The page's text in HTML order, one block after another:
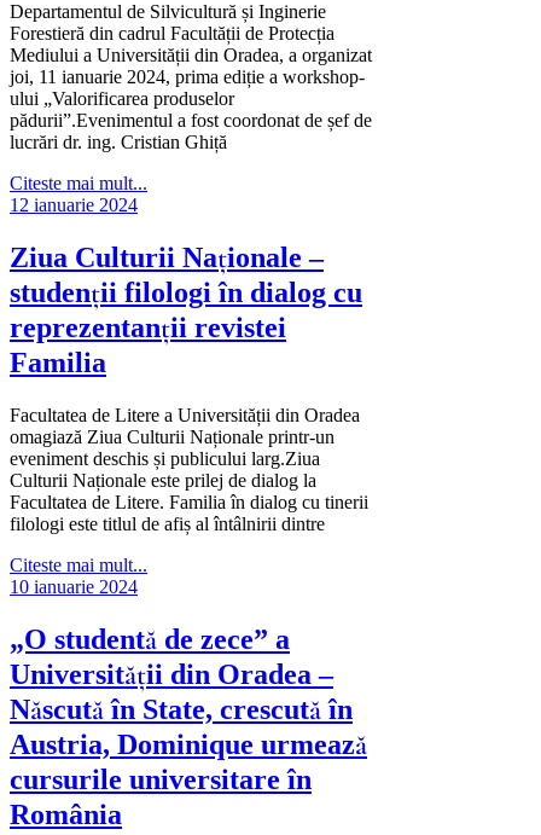
Departamentul de Silvicultură și Inginerie
Forestieră din cadrul Facultății de Protecția
Mediului a Universității din Oradea, a organizat
joi, 11 ianuarie 2024, prima ediție a workshop-
ului „Valorificarea produselor
pădurii”.Evenimentul a fost coordonat de șef de
lucrări dr. ing. Cristian Ghiță
Citeste mai mult...
12 ianuarie 2024
Ziua Culturii Naționale –
studenții filologi în dialog cu
reprezentanții revistei
Familia
Facultatea de Litere a Universității din Oradea
omagiază Ziua Culturii Naționale printr-un
eveniment deschis și publicului larg.Ziua
Culturii Naționale este prilej de dialog la
Facultatea de Litere. Familia în dialog cu tinerii
filologi este titlul de afiș al întâlnirii dintre
Citeste mai mult...
10 ianuarie 2024
„O studentă de zece” a
Universității din Oradea –
Născută în State, crescută în
Austria, Dominique urmează
cursurile universitare în
România